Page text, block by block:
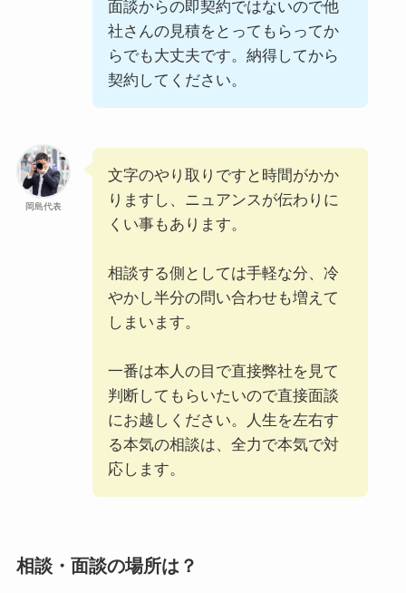
面談からの即契約ではないので他
社さんの見積をとってもらってか
らでも大丈夫です。納得してから
契約してください。
岡島代表
文字のやり取りですと時間がかか
りますし、ニュアンスが伝わりに
くい事もあります。
相談する側としては手軽な分、冷
やかし半分の問い合わせも増えて
しまいます。
一番は本人の目で直接弊社を見て
判断してもらいたいので直接面談
にお越しください。人生を左右す
る本気の相談は、全力で本気で対
応します。
相談・面談の場所は？